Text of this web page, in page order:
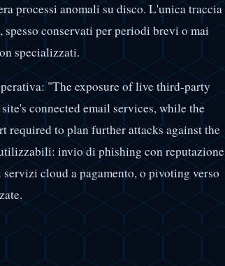
processi anomali su disco. L'unica traccia
conservati per periodi brevi o mai
specializzati.
"The exposure of live third-party
connected email services, while the
required to plan further attacks against the
invio di phishing con reputazione
cloud a pagamento, o pivoting verso